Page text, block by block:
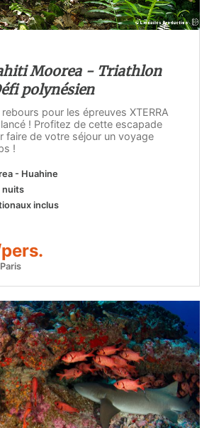
Moorea - Triathlon
polynésien
pour les épreuves XTERRA
! Profitez de cette escapade
faire de votre séjour un voyage
!
- Huahine
nuits
inclus